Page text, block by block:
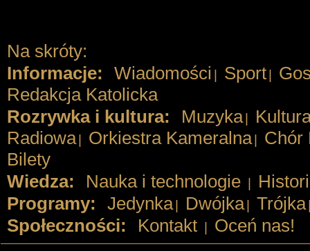
Na skróty:
Informacje: Wiadomości Sport
Redakcja Katolicka
Rozrywka i kultura:
Muzyka
Radiowa
Orkiestra Kameralna
Chór
Bilety
Wiedza:
Nauka i technologie
Programy: Jedynka Dwójka Trójka
Społeczności: Kontakt Oceń nas!